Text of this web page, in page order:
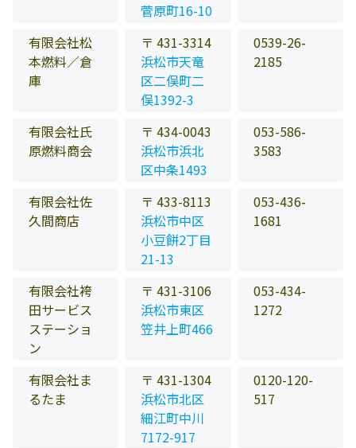
菅原町16-10
有限会社松
本燃料／倉
庫
〒 431-3314
浜松市天竜
区二俣町二
俣1392-3
0539-26-
2185
有限会社氏
原燃料商会
〒 434-0043
浜松市浜北
区中条1493
053-586-
3583
有限会社佐
久間商店
〒 433-8113
浜松市中区
小豆餅2丁目
21-13
053-436-
1681
有限会社袴
田サービス
ステーショ
ン
〒 431-3106
浜松市東区
笠井上町466
053-434-
1272
有限会社ま
るたま
〒 431-1304
浜松市北区
細江町中川
7172-917
0120-120-
517